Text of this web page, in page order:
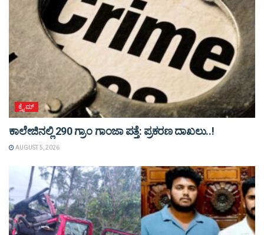
ಕ್ರೈಮ್
ಕಾಲೇಜಿನಲ್ಲಿ 290 ಗ್ರಾಂ ಗಾಂಜಾ ಪತ್ತೆ: ಪ್ರಕರಣ ದಾಖಲು..!
AUGUST 5, 2026